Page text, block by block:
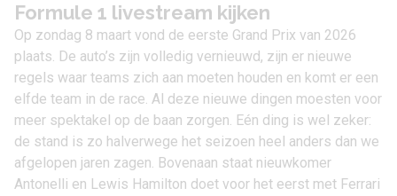
Formule 1 livestream kijken
Op zondag 8 maart vond de eerste Grand Prix van 2026
plaats. De auto’s zijn volledig vernieuwd, zijn er nieuwe
regels waar teams zich aan moeten houden en komt er een
elfde team in de race. Al deze nieuwe dingen moesten voor
meer spektakel op de baan zorgen. Eén ding is wel zeker:
de stand is zo halverwege het seizoen heel anders dan we
afgelopen jaren zagen. Bovenaan staat nieuwkomer
Antonelli en Lewis Hamilton doet voor het eerst met Ferrari